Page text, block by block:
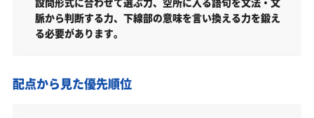
取得できる資格・主な卒業後の進路
弘前学院大学文学部の所在地
「弘前学院大学文学部に受かる気がしない」とやる
脈から判断する力、下線部の意味を言い換える力を鍛え
る必要があります。
配点から見た優先順位